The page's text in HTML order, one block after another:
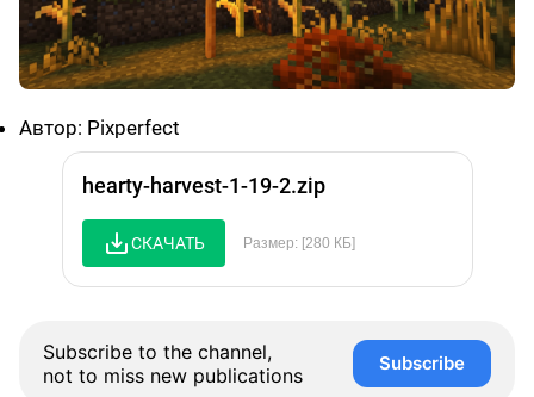
Автор: Pixperfect
hearty-harvest-1-19-2.zip
СКАЧАТЬ Размер: [280 КБ]
Subscribe to the channel,
not to miss new publications
Subscribe